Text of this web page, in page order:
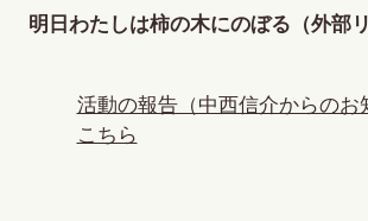
明日わたしは柿の木にのぼる（外部リ
活動の報告（中西信介からのお
こちら